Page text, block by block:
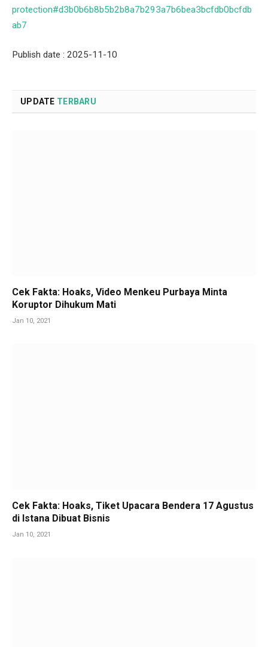
protection#d3b0b6b8b5b2b8a7b293a7b6bea3bcfdb0bcfdb
ab7
Publish date : 2025-11-10
UPDATE TERBARU
Cek Fakta: Hoaks, Video Menkeu Purbaya Minta
Koruptor Dihukum Mati
Jan 10, 2021
Cek Fakta: Hoaks, Tiket Upacara Bendera 17 Agustus
di Istana Dibuat Bisnis
Jan 10, 2021